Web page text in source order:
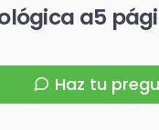
a5
Haz tu